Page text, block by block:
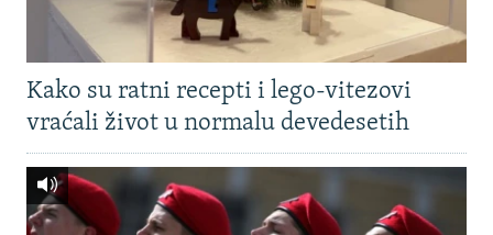
Kako su ratni recepti i lego-vitezovi
vraćali život u normalu devedesetih